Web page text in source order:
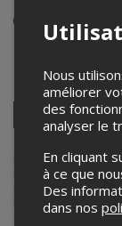
Événement
Du 1er au 14
Partagez cet
Facebook
Twitter
Linkedin
heureusesdans le
pour ses
Pour plus
contacter
Nous
améliorer
des
analyser le
En cliquant
à ce que
Des
dans nos